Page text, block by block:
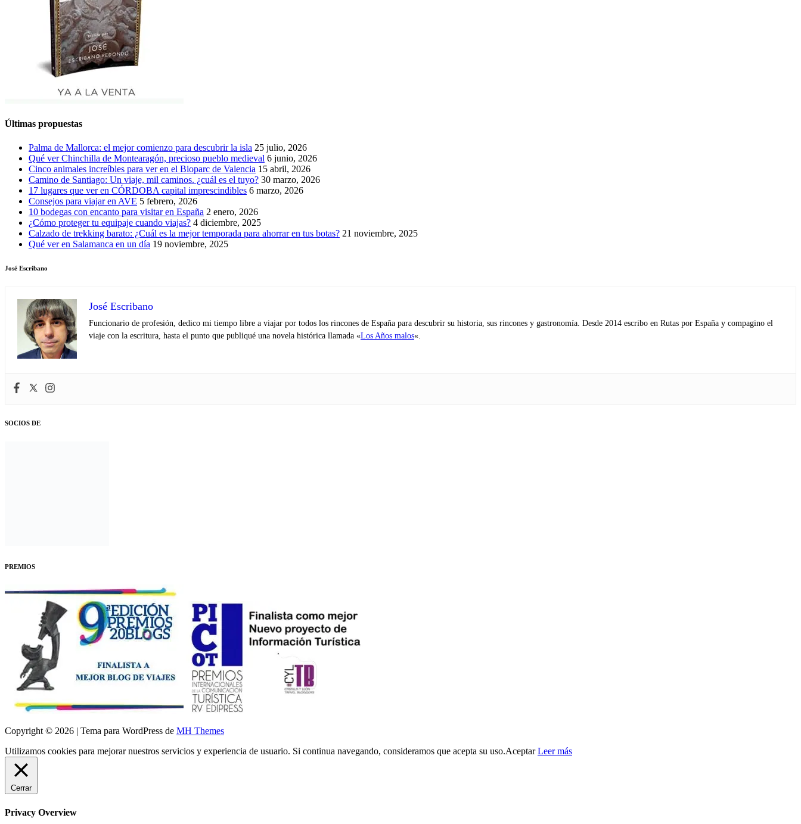
Últimas propuestas
Palma de Mallorca: el mejor comienzo para descubrir la isla 25 julio, 2026
Qué ver Chinchilla de Montearagón, precioso pueblo medieval 6 junio, 2026
Cinco animales increíbles para ver en el Bioparc de Valencia 15 abril, 2026
Camino de Santiago: Un viaje, mil caminos. ¿cuál es el tuyo? 30 marzo, 2026
17 lugares que ver en CÓRDOBA capital imprescindibles 6 marzo, 2026
Consejos para viajar en AVE 5 febrero, 2026
10 bodegas con encanto para visitar en España 2 enero, 2026
¿Cómo proteger tu equipaje cuando viajas? 4 diciembre, 2025
Calzado de trekking barato: ¿Cuál es la mejor temporada para ahorrar en tus botas? 21 noviembre, 2025
Qué ver en Salamanca en un día 19 noviembre, 2025
José Escribano
José Escribano
Funcionario de profesión, dedico mi tiempo libre a viajar por todos los rincones de España para descubrir su historia, sus rincones y gastronomía. Desde 2014 escribo en Rutas por España y compagino el
viaje con la escritura, hasta el punto que publiqué una novela histórica llamada «Los Años malos«.
SOCIOS DE
PREMIOS
Copyright © 2026 | Tema para WordPress de MH Themes
Utilizamos cookies para mejorar nuestros servicios y experiencia de usuario. Si continua navegando, consideramos que acepta su uso.Aceptar Leer más
Cerrar
Privacy Overview